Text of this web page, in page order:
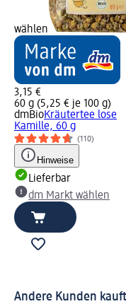
wählen
3,15 €
60 g (5,25 € je 100 g)
dmBioKräutertee lose
Kamille, 60 g
(110)
Hinweise
Lieferbar
dm Markt wählen
Andere Kunden